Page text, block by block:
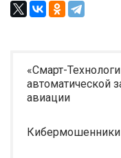
«Смарт-
автоматической
авиации
Кибермошенники